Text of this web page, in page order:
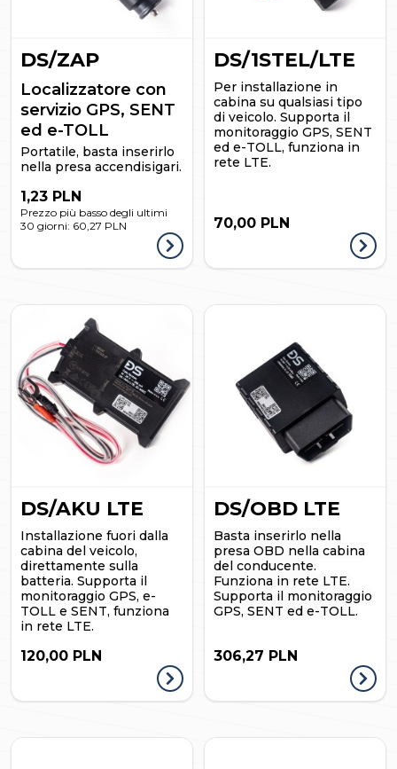
DS/ZAP
Localizzatore con
servizio GPS, SENT
ed e-TOLL
Portatile, basta inserirlo
nella presa accendisigari.
1,23 PLN
Prezzo più basso degli ultimi
30 giorni: 60,27 PLN
DS/1STEL/LTE
Per installazione in
cabina su qualsiasi tipo
di veicolo. Supporta il
monitoraggio GPS, SENT
ed e-TOLL, funziona in
rete LTE.
70,00 PLN
DS/AKU LTE
Installazione fuori dalla
cabina del veicolo,
direttamente sulla
batteria. Supporta il
monitoraggio GPS, e-
TOLL e SENT, funziona
in rete LTE.
120,00 PLN
DS/OBD LTE
Basta inserirlo nella
presa OBD nella cabina
del conducente.
Funziona in rete LTE.
Supporta il monitoraggio
GPS, SENT ed e-TOLL.
306,27 PLN